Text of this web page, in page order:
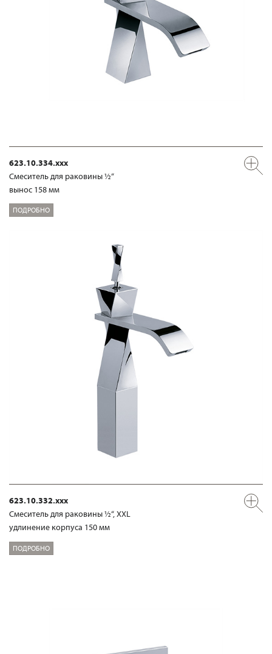
623.10.334.xxx
Смеситель для раковины ½“
вынос 158 мм
ПОДРОБНО
623.10.332.xxx
Смеситель для раковины ½“, XXL
удлинение корпуса 150 мм
ПОДРОБНО